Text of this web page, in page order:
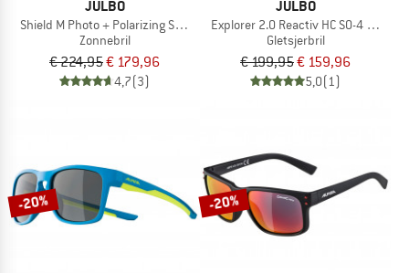
JULBO
Shield M Photo + Polarizing S2-4 (VLT 5-20%)
Zonnebril
€ 224,95€ 179,96
4,7(3)
JULBO
Explorer 2.0 Reactiv HC S0-4 (VLT 4-
Gletsjerbril
€ 199,95€ 159,96
5,0(1)
-20% -20%